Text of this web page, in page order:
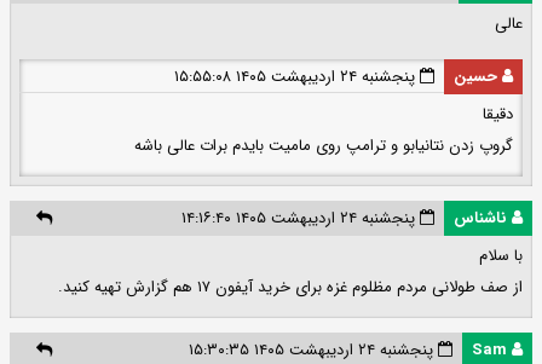
عالی
حسین
پنجشنبه ۲۴ اردیبهشت ۱۴۰۵ ۱۵:۵۵:۰۸
دقیقا
گروپ زدن نتانیابو و ترامپ روی مامیت بایدم برات عالی باشه
ناشناس
پنجشنبه ۲۴ اردیبهشت ۱۴۰۵ ۱۴:۱۶:۴۰
با سلام
از صف طولانی مردم مظلوم غزه برای خرید آیفون ۱۷ هم گزارش تهیه کنید.
پنجشنبه ۲۴ اردیبهشت ۱۴۰۵ ۱۵:۳۰:۳۵